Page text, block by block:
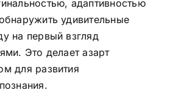
адаптивностью
удивительные
на первый взгляд
Это делает азарт
для развития